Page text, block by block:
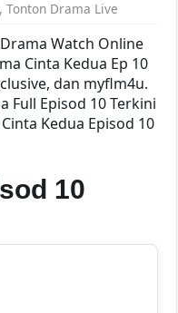
,Tonton Drama Live
Watch Online
Cinta Kedua Ep 10
dan myflm4u.
Full Episod 10 Terkini
Kedua Episod 10
10